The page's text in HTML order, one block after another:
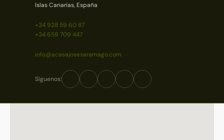
Islas Canarias, España
+34 928 59 60 87
+34 659 709 447
info@acasajosesaramago.com
Síguenos: